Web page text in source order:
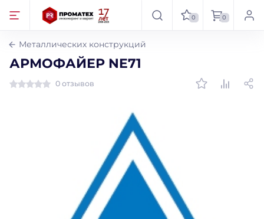
0 0
Металлических конструкций
АРМОФАЙЕР NE71
0 отзывов